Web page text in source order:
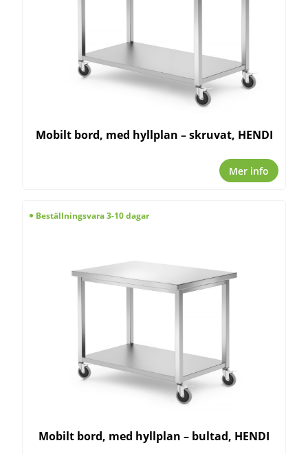
Mobilt bord, med hyllplan – skruvat, HENDI
Mer info
Beställningsvara 3-10 dagar
Mobilt bord, med hyllplan – bultad, HENDI